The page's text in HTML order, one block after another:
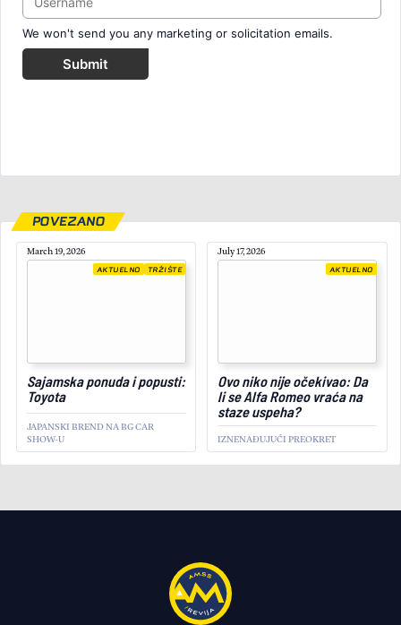
We won't send you any marketing or solicitation emails.
Submit
POVEZANO
March 19, 2026
Sajamska ponuda i popusti:
Toyota
JAPANSKI BREND NA BG CAR
SHOW-U
AKTUELNO TRŽIŠTE
July 17, 2026
Ovo niko nije očekivao: Da
li se Alfa Romeo vraća na
staze uspeha?
IZNENAĐUJUĆI PREOKRET
AKTUELNO
ponovo sija, sada i